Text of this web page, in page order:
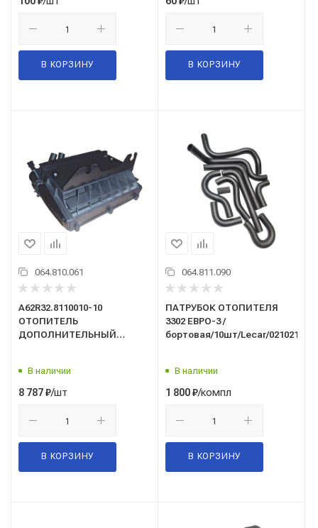
В КОРЗИНУ В КОРЗИНУ
064.810.061
A62R32.8110010-10
ОТОПИТЕЛЬ
ДОПОЛНИТЕЛЬНЫЙ
09.2017) АВТОРАД
В наличии
8 787₽/шт
В КОРЗИНУ
064.811.090
ПАТРУБОК ОТОПИТЕЛЯ
3302 ЕВРО-3 /
бортовая/10шт/Lecar/021021902/
В наличии
1 800₽/компл
В КОРЗИНУ